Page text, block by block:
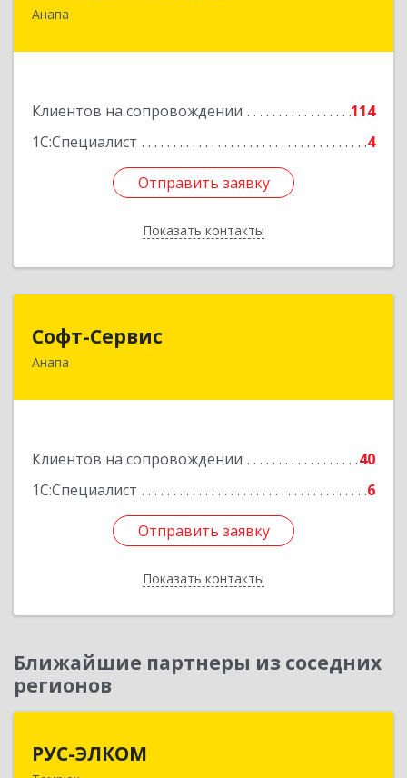
Анапа
Клиентов на сопровождении
114
1С:Специалист
4
Отправить заявку
Показать контакты
353450, Краснодарский край, Анапский р-н,
Отправить заявку
Назад
Софт-Сервис
Анапа
Клиентов на сопровождении
40
1С:Специалист
6
Отправить заявку
Показать контакты
353440, Краснодарский край, Анапский р-н,
Отправить заявку
Назад
Ближайшие партнеры из соседних
регионов
РУС-ЭЛКОМ